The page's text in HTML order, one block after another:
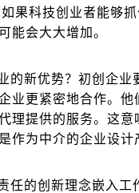
果科技创业者能够
能会大大增加。
的新优势？初创企业
业更紧密地合作。
理提供的服务。这
作为中介的企业设计
任的创新理念嵌入工